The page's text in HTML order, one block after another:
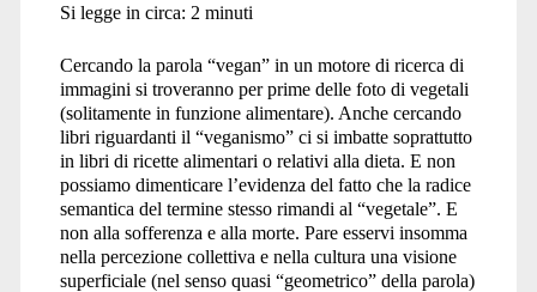
Si legge in circa: 2 minuti
Cercando la parola “vegan” in un motore di ricerca di
immagini si troveranno per prime delle foto di vegetali
(solitamente in funzione alimentare). Anche cercando
libri riguardanti il “veganismo” ci si imbatte soprattutto
in libri di ricette alimentari o relativi alla dieta. E non
possiamo dimenticare l’evidenza del fatto che la radice
semantica del termine stesso rimandi al “vegetale”. E
non alla sofferenza e alla morte. Pare esservi insomma
nella percezione collettiva e nella cultura una visione
superficiale (nel senso quasi “geometrico” della parola)